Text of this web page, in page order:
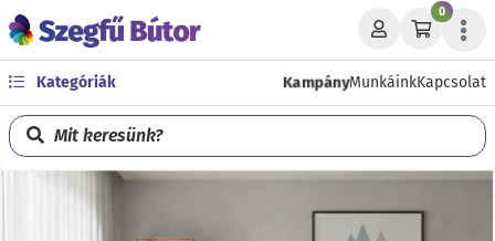
0
Kategóriák KampányMunkáinkKapcsolat
Mit keresünk?